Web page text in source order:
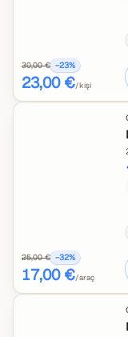
30,00 € −23%
23,00 €/kişi
25,00 € −32%
17,00 €/araç